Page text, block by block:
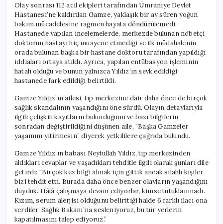
Olay sonrası 112 acil ekipleri tarafından Ümraniye Devlet
Hastanesi’ne kaldırılan Gamze, yaklaşık bir ay süren yoğun
bakım mücadelesine rağmen hayata döndürülemedi.
Hastanede yapılan incelemelerde, merkezde bulunan nöbetçi
doktorun hastayı hiç muayene etmediği ve ilk müdahalenin
orada bulunan başka bir hastane doktoru tarafından yapıldığı
iddiaları ortaya atıldı. Ayrıca, yapılan entübasyon işleminin
hatalı olduğu ve bunun yalnızca Yıldız’ın sevk edildiği
hastanede fark edildiği belirtildi.
Gamze Yıldız’ın ailesi, tıp merkezine dair daha önce de birçok
sağlık skandalının yaşandığını öne sürdü. Olayın detaylarıyla
ilgili çelişkili kayıtların bulunduğunu ve bazı bilgilerin
sonradan değiştirildiğini düşünen aile, “Başka Gamzeler
yaşamını yitirmesin” diyerek yetkililere çağrıda bulundu.
Gamze Yıldız’ın babası Neytullah Yıldız, tıp merkezinden
aldıkları cevaplar ve yaşadıkları tehditle ilgili olarak şunları dile
getirdi: “Birçok kez bilgi almak için gittik ancak silahlı kişiler
bizi tehdit etti. Burada daha önce benzer olayların yaşandığını
duyduk. Hâlâ çalışmaya devam ediyorlar, kimse tutuklanmadı.
Kızım, serum alerjisi olduğunu belirttiği halde 6 farklı ilacı ona
verdiler. Sağlık Bakanı’na sesleniyoruz, bu tür yerlerin
kapatılmasını talep ediyoruz.”